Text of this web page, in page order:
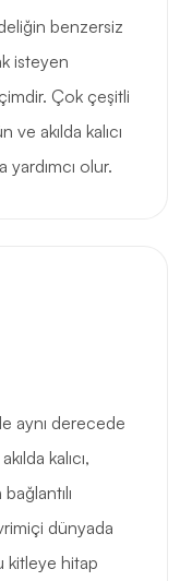
benzersiz
isteyen
Çok çeşitli
akılda kalıcı
olur.
aynı derecede
kalıcı,
dünyada
kitleye hitap